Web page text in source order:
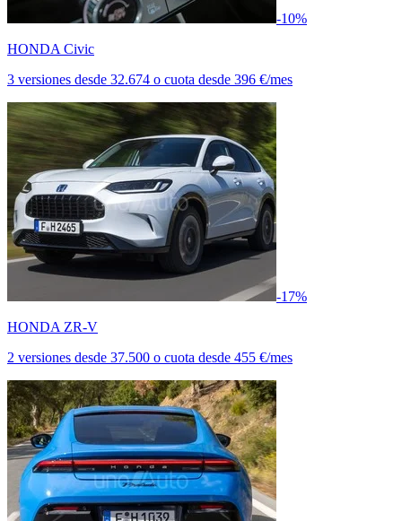
-10%
HONDA Civic
3 versiones desde 32.674 o cuota desde 396 €/mes
-17%
HONDA ZR-V
2 versiones desde 37.500 o cuota desde 455 €/mes